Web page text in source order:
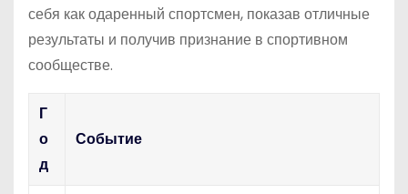
себя как одаренный спортсмен, показав отличные
результаты и получив признание в спортивном
сообществе.
Г
о
д
Событие